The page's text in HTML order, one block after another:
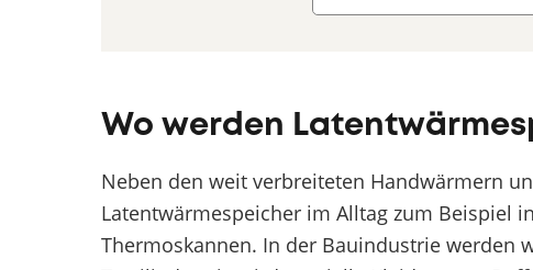
Wo werden
Neben den weit verbreiteten Handwärmern
Latentwärmespeicher im Alltag zum Beispiel
Thermoskannen. In der Bauindustrie werden